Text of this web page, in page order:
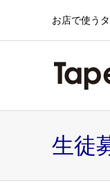
お店で使う
生徒